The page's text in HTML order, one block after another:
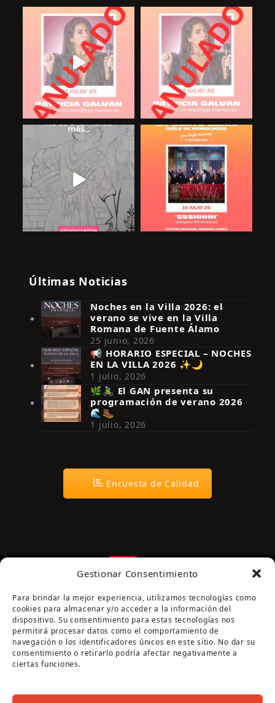
Gestionar Consentimiento
Para brindar la mejor experiencia, utilizamos tecnologías como
cookies para almacenar y/o acceder a la información del
dispositivo. Su consentimiento para estas tecnologías nos
permitirá procesar datos como el comportamiento de
navegación o los identificadores únicos en este sitio. No dar su
consentimiento o retirarlo podría afectar negativamente a
ciertas funciones.
Síguenos en Instagram
Últimas Noticias
Noches en la Villa 2026: el
verano se vive en la Villa
Romana de Fuente Álamo
25 junio, 2026
📢 HORARIO ESPECIAL – NOCHES
EN LA VILLA 2026 ✨🌙
1 julio, 2026
🌿🚴‍♂️ El GAN presenta su
programación de verano 2026
🌊🥾
1 julio, 2026
Encuesta de Calidad
Página cofinanciada por la Diputación de Córdoba